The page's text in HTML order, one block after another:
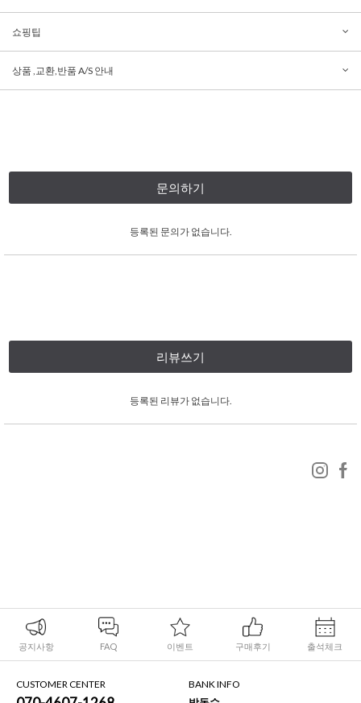
쇼핑팁
상품 ,교환,반품 A/S 안내
문의하기
등록된 문의가 없습니다.
리뷰쓰기
등록된 리뷰가 없습니다.
공지사항 FAQ 이벤트 구매후기 출석체크
CUSTOMER CENTER BANK INFO